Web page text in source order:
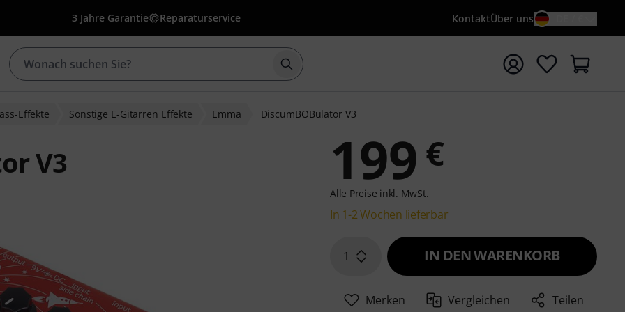
3 Jahre Garantie Reparaturservice KontaktÜber uns
Suche mit Suchwort {searchTerm} starten
Effekte Sonstige E-Gitarren Effekte Emma DiscumBOBulator V3
V3 199 €
Alle Preise inkl. MwSt.
In 1-2 Wochen lieferbar
1 IN DEN WARENKORB
Merken Vergleichen Teilen